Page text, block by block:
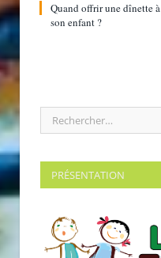
Quand offrir une dînette à
son enfant ?
PRÉSENTATION